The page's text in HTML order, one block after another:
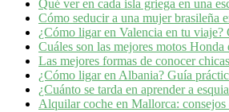
Qué ver en cada isla griega en una
Cómo seducir a una mujer brasileña
¿Cómo ligar en Valencia en tu viaje?
Cuáles son las mejores motos Honda
Las mejores formas de conocer
¿Cómo ligar en Albania? Guía
¿Cuánto se tarda en aprender a
Alquilar coche en Mallorca: consejos